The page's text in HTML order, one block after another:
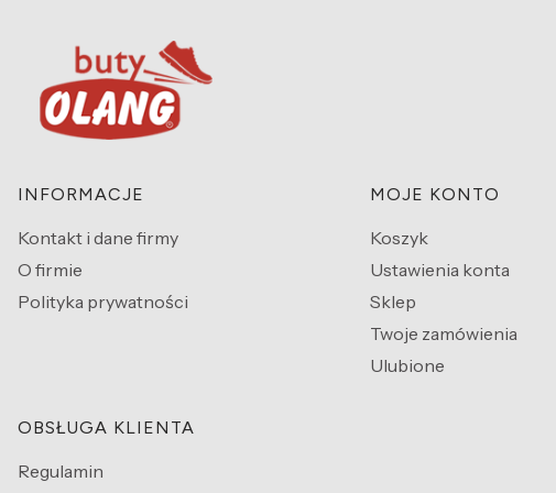
Linki w stopce
INFORMACJE
Kontakt i dane firmy
O firmie
Polityka prywatności
MOJE KONTO
Koszyk
Ustawienia konta
Sklep
Twoje zamówienia
Ulubione
OBSŁUGA KLIENTA
Regulamin